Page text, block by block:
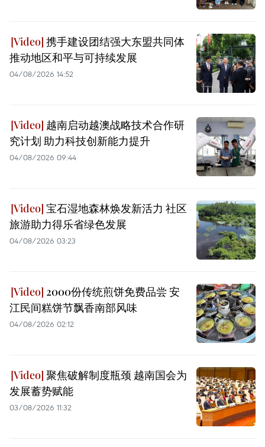
携手建设团结强大东盟共同体
推动地区和平与可持续发展
04/08/2026 14:52
越南启动越澳战略技术合作研
究计划 助力科技创新能力提升
04/08/2026 09:44
宝石湿地森林焕发新活力 社区
旅游助力得乐省绿色发展
04/08/2026 03:23
2000份传统煎饼免费品尝 安
江民间糕饼节飘香南部风味
04/08/2026 02:12
聚焦破解制度瓶颈 越南国会为
发展蓄势赋能
03/08/2026 11:32